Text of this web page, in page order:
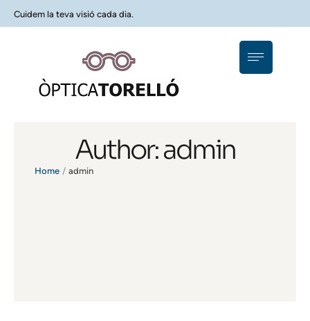
Cuidem la teva visió cada dia.
Author:admin
Home / admin